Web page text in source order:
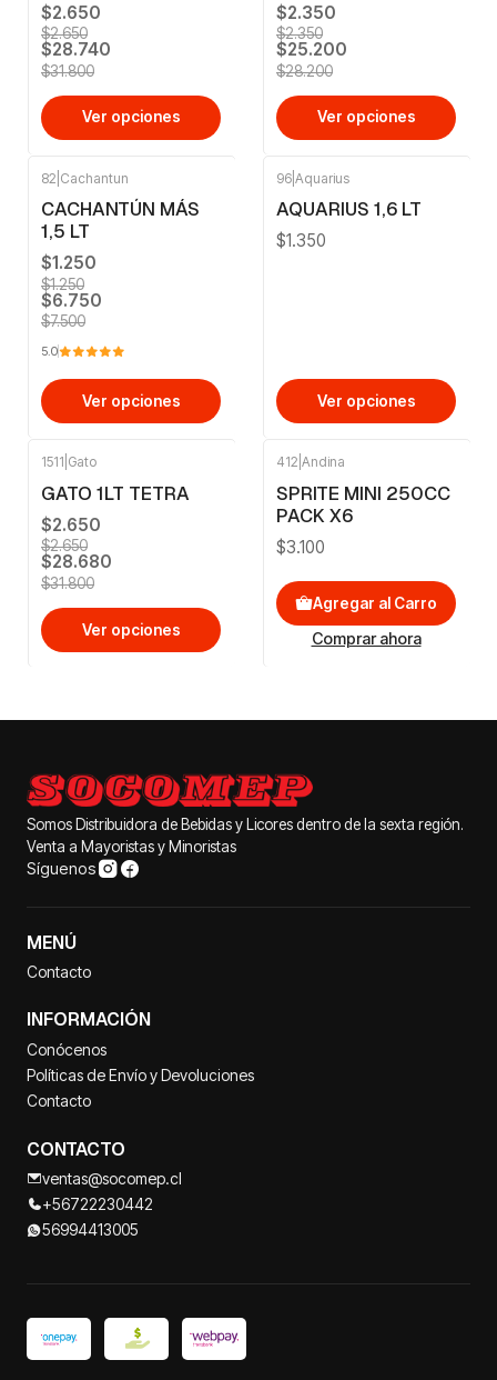
$2.650
$2.650
$28.740
$31.800
Ver opciones
$2.350
$2.350
$25.200
$28.200
Ver opciones
82 Cachantun
CACHANTÚN MÁS
1,5 LT
$1.250
$1.250
$6.750
$7.500
5.0
Ver opciones
96 Aquarius
AQUARIUS 1,6 LT
$1.350
Ver opciones
1511 Gato
GATO 1LT TETRA
$2.650
$2.650
$28.680
$31.800
Ver opciones
412 Andina
SPRITE MINI 250CC
PACK X6
$3.100
Agregar al Carro
Comprar ahora
Somos Distribuidora de Bebidas y Licores dentro de la sexta región.
Venta a Mayoristas y Minoristas
Síguenos
MENÚ
Contacto
INFORMACIÓN
Conócenos
Políticas de Envío y Devoluciones
Contacto
CONTACTO
ventas@socomep.cl
+56722230442
56994413005